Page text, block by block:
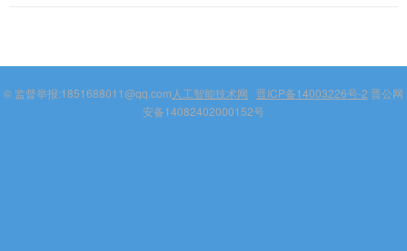
© 监督举报:1851688011@qq.com 人工智能技术网 晋ICP备14003226号-2 晋公网
安备14082402000152号